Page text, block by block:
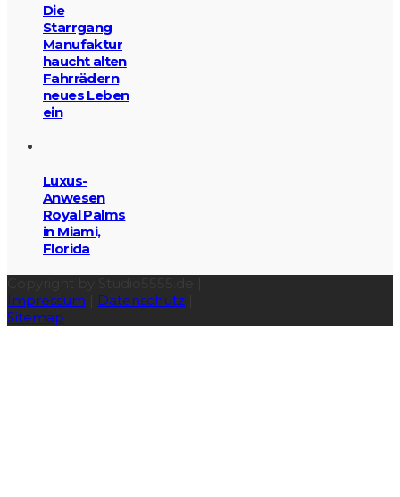
Die
Starrgang
Manufaktur
haucht alten
Fahrrädern
neues Leben
ein
Luxus-
Anwesen
Royal Palms
in Miami,
Florida
Impressum
Datenschutz
Sitemap